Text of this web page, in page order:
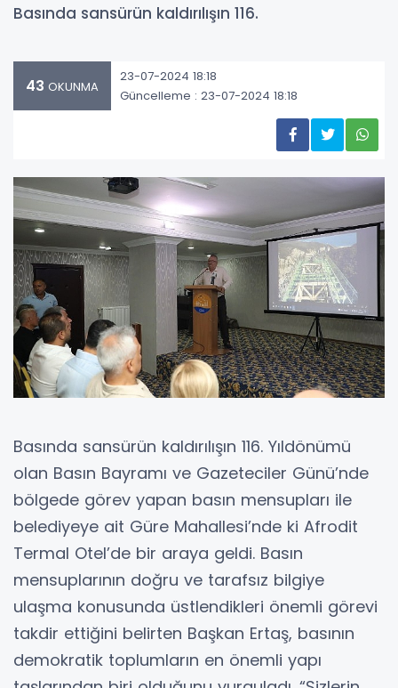
Basında sansürün kaldırılışın 116.
43 OKUNMA
23-07-2024 18:18
Güncelleme : 23-07-2024 18:18
Basında sansürün kaldırılışın 116. Yıldönümü
olan Basın Bayramı ve Gazeteciler Günü’nde
bölgede görev yapan basın mensupları ile
belediyeye ait Güre Mahallesi’nde ki Afrodit
Termal Otel’de bir araya geldi. Basın
mensuplarının doğru ve tarafsız bilgiye
ulaşma konusunda üstlendikleri önemli görevi
takdir ettiğini belirten Başkan Ertaş, basının
demokratik toplumların en önemli yapı